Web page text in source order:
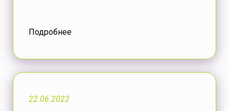
Подробнее
22.06.2022